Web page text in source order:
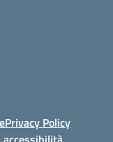
Privacy Policy